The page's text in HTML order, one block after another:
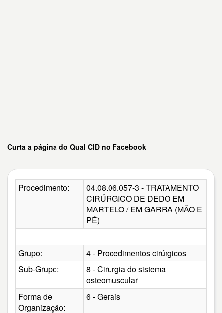
Curta a página do Qual CID no Facebook
Procedimento:
04.08.06.057-3 - TRATAMENTO
CIRÚRGICO DE DEDO EM
MARTELO / EM GARRA (MÃO E
PÉ)
Grupo:
4 - Procedimentos cirúrgicos
Sub-Grupo:
8 - Cirurgia do sistema
osteomuscular
Forma de
Organização:
6 - Gerais